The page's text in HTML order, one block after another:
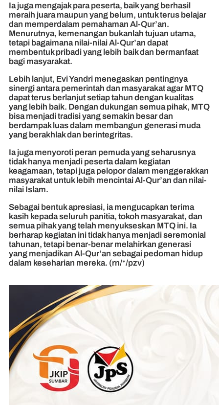
Ia juga mengajak para peserta, baik yang berhasil
meraih juara maupun yang belum, untuk terus belajar
dan memperdalam pemahaman Al-Qur’an.
Menurutnya, kemenangan bukanlah tujuan utama,
tetapi bagaimana nilai-nilai Al-Qur’an dapat
membentuk pribadi yang lebih baik dan bermanfaat
bagi masyarakat.
Lebih lanjut, Evi Yandri menegaskan pentingnya
sinergi antara pemerintah dan masyarakat agar MTQ
dapat terus berlanjut setiap tahun dengan kualitas
yang lebih baik. Dengan dukungan semua pihak, MTQ
bisa menjadi tradisi yang semakin besar dan
berdampak luas dalam membangun generasi muda
yang berakhlak dan berintegritas.
Ia juga menyoroti peran pemuda yang seharusnya
tidak hanya menjadi peserta dalam kegiatan
keagamaan, tetapi juga pelopor dalam menggerakkan
masyarakat untuk lebih mencintai Al-Qur’an dan nilai-
nilai Islam.
Sebagai bentuk apresiasi, ia mengucapkan terima
kasih kepada seluruh panitia, tokoh masyarakat, dan
semua pihak yang telah menyukseskan MTQ ini. Ia
berharap kegiatan ini tidak hanya menjadi seremonial
tahunan, tetapi benar-benar melahirkan generasi
yang menjadikan Al-Qur’an sebagai pedoman hidup
dalam keseharian mereka. (rn/*/pzv)